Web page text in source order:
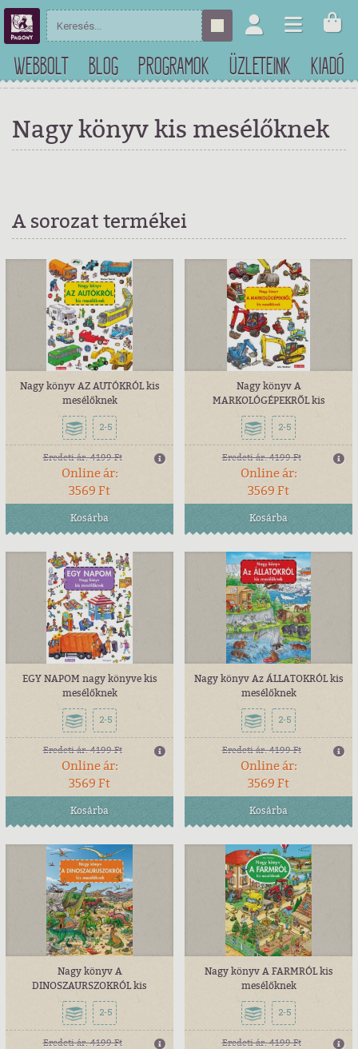
WEBBOLT BLOG PROGRAMOK ÜZLETEINK KIADÓ
Nagy könyv kis mesélőknek
A sorozat termékei
Nagy könyv AZ AUTÓKRÓL kis
mesélőknek
2-5
Eredeti ár:4199 Ft
Online ár:
3569 Ft
Kosárba
Nagy könyv A
MARKOLÓGÉPEKRŐL kis
mesélőknek
2-5
Eredeti ár:4199 Ft
Online ár:
3569 Ft
Kosárba
EGY NAPOM nagy könyve kis
mesélőknek
2-5
Eredeti ár:4199 Ft
Online ár:
3569 Ft
Kosárba
Nagy könyv Az ÁLLATOKRÓL kis
mesélőknek
2-5
Eredeti ár:4199 Ft
Online ár:
3569 Ft
Kosárba
Nagy könyv A
DINOSZAURSZOKRÓL kis
mesélőknek
2-5
Eredeti ár:4199 Ft
Nagy könyv A FARMRÓL kis
mesélőknek
2-5
Eredeti ár:4199 Ft